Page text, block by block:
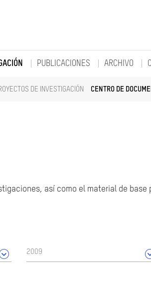
DE INVESTIGACIÓN CENTRO DE
PUBLICACIONES ARCHIVO
así como el material de
2009